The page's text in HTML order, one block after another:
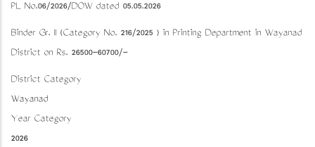
60700/-
PL No.06/2026/DOW dated 05.05.2026
Binder Gr. II (Category No. 216/2025 ) in Printing Department in Wayanad
District on Rs. 26500-60700/-
District Category
Wayanad
Year Category
2026